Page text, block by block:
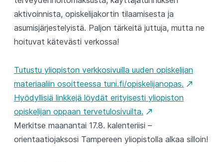
aktivoinnista, opiskelijakortin tilaamisesta ja
asumisjärjestelyistä. Paljon tärkeitä juttuja, mutta ne
hoituvat kätevästi verkossa!
Tutustu yliopiston verkkosivuilla uuden opiskelijan
materiaaliin osoitteessa tuni.fi/opiskelijanopas.
Hyödyllisiä linkkejä löydät erityisesti yliopiston
opiskelijan oppaan tervetulosivuilta.
Merkitse maanantai 17.8. kalenteriisi –
orientaatiojaksosi Tampereen yliopistolla alkaa silloin!